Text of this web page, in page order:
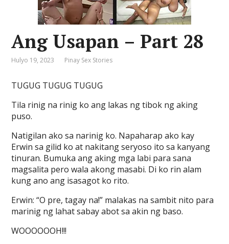
Ang Usapan – Part 28
Hulyo 19, 2023 Pinay Sex Stories
TUGUG TUGUG TUGUG
Tila rinig na rinig ko ang lakas ng tibok ng aking
puso.
Natigilan ako sa narinig ko. Napaharap ako kay
Erwin sa gilid ko at nakitang seryoso ito sa kanyang
tinuran. Bumuka ang aking mga labi para sana
magsalita pero wala akong masabi. Di ko rin alam
kung ano ang isasagot ko rito.
Erwin: “O pre, tagay na!” malakas na sambit nito para
marinig ng lahat sabay abot sa akin ng baso.
WOOOOOOH!!!